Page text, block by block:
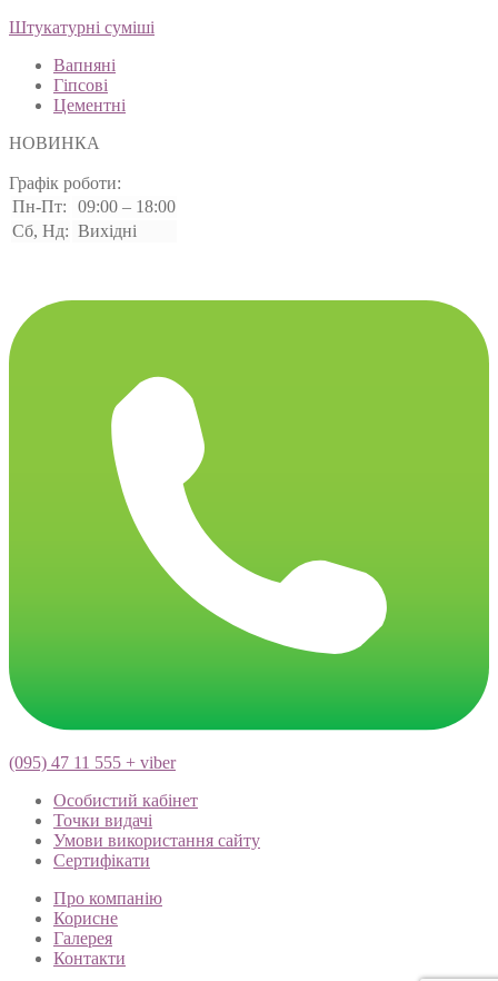
Штукатурні суміші
Вапняні
Гіпсові
Цементні
НОВИНКА
Графік роботи:
Пн-Пт:
09:00 – 18:00
Сб, Нд: Вихідні
(095) 47 11 555 + viber
Особистий кабінет
Точки видачі
Умови використання сайту
Сертифікати
Про компанію
Корисне
Галерея
Контакти